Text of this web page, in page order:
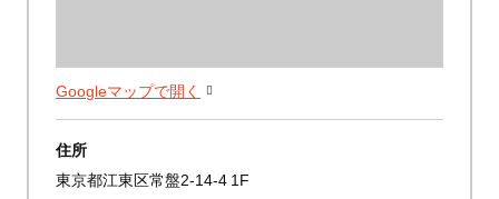
Googleマップで開く
住所
東京都江東区常盤2-14-4 1F